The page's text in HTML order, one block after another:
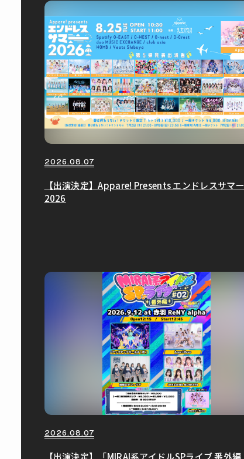
2026.08.07
【出演決定】Appare! Presents エンドレスサマー
2026
2026.08.07
【出演決定】「MIRAI系アイドルSPライブ 番外編